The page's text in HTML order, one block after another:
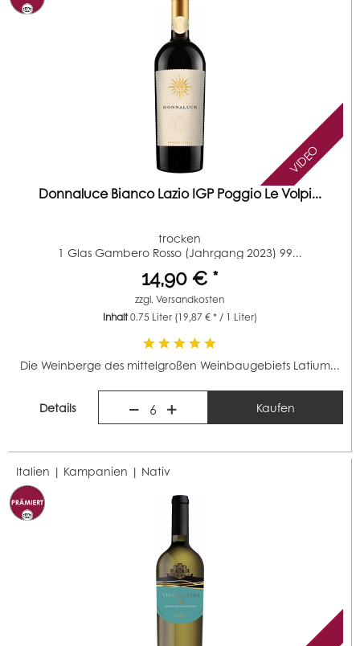
VIDEO
Donnaluce Bianco Lazio IGP Poggio Le Volpi...
trocken
1 Glas Gambero Rosso (Jahrgang 2023) 99...
14,90 € *
zzgl.Versandkosten
Inhalt0.75 Liter (19,87 € * / 1 Liter)
Die Weinberge des mittelgroßen Weinbaugebiets Latium...
Details 6 Kaufen
Italien | Kampanien | Nativ